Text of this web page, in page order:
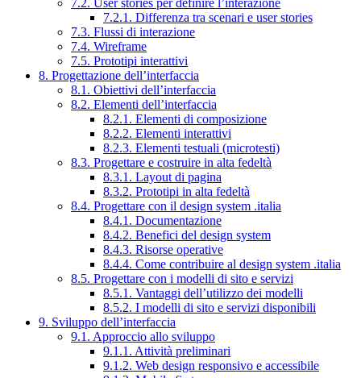
7.2.1. Differenza tra scenari e user stories
7.3. Flussi di interazione
7.4. Wireframe
7.5. Prototipi interattivi
8. Progettazione dell’interfaccia
8.1. Obiettivi dell’interfaccia
8.2. Elementi dell’interfaccia
8.2.1. Elementi di composizione
8.2.2. Elementi interattivi
8.2.3. Elementi testuali (microtesti)
8.3. Progettare e costruire in alta fedeltà
8.3.1. Layout di pagina
8.3.2. Prototipi in alta fedeltà
8.4. Progettare con il design system .italia
8.4.1. Documentazione
8.4.2. Benefici del design system
8.4.3. Risorse operative
8.4.4. Come contribuire al design system .italia
8.5. Progettare con i modelli di sito e servizi
8.5.1. Vantaggi dell’utilizzo dei modelli
8.5.2. I modelli di sito e servizi disponibili
9. Sviluppo dell’interfaccia
9.1. Approccio allo sviluppo
9.1.1. Attività preliminari
9.1.2. Web design responsivo e accessibile